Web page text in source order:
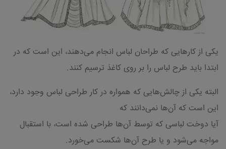
یکی از کارهایی که طراحان لباس انجام می‌دهند، این است که در
ابتدا باید طرح لباس را بر روی کاغذ ترسیم کنند.
البته یکی از چالش‌هایی که همواره در کار طراحی لباس وجود دارد،
این است که آن‌ها نمی‌دانند که
آیا دوخت لباسی که توسط آن‌ها طراحی شده است، با استقبال
مواجه می‌شود و یا طرح آن‌ها شکست می‌خورد.